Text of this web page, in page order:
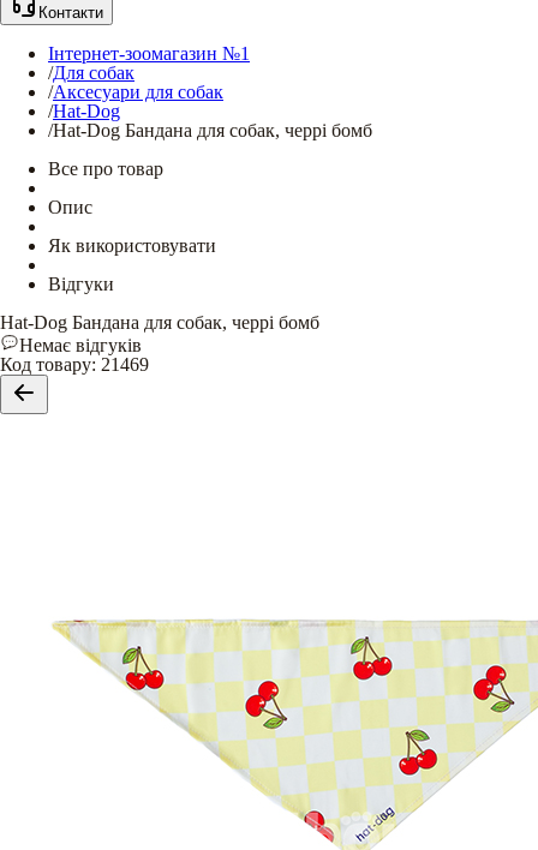
Контакти
Інтернет-зоомагазин №1
/Для собак
/Аксесуари для собак
/Hat-Dog
/Hat-Dog Бандана для собак, черрі бомб
Все про товар
Опис
Як використовувати
Відгуки
Hat-Dog Бандана для собак, черрі бомб
Немає відгуків
Код товару: 21469